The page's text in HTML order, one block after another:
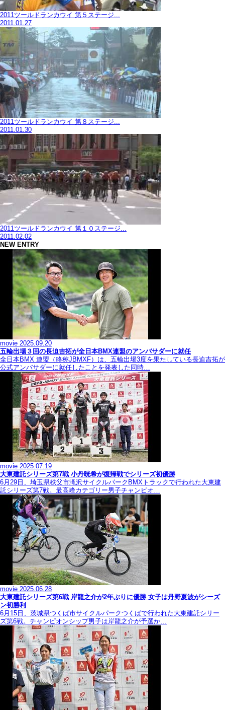
2011ツールドランカウイ 第５ステージ...
2011.01.27
2011ツールドランカウイ 第８ステージ...
2011.01.30
2011ツールドランカウイ 第１０ステージ...
2011.02.02
NEW ENTRY
movie 2025.09.20
五輪出場３回の長迫吉拓が全日本BMX連盟のアンバサダーに就任
全日本BMX 連盟（略称JBMXF）は、五輪出場3度を果たしている長迫吉拓が
公式アンバサダーに就任したことを発表した同時…
movie 2025.07.19
大東建託シリーズ第7戦 ⼩丹晄希が復帰戦でシリーズ初優勝
6月29日、埼玉県秩父市滝沢サイクルパークBMXトラックで行われた大東建
託シリーズ第7戦。最高峰カテゴリー男子チャンピオ…
movie 2025.06.28
大東建託シリーズ第6戦 岸龍之介が2年ぶりに優勝 女子は丹野夏波がシーズ
ン初勝利
6月15日、茨城県つくば市サイクルパークつくばで行われた大東建託シリー
ズ第6戦。チャンピオンシップ男子は岸龍之介が予選か…